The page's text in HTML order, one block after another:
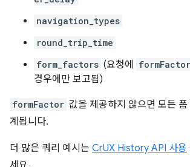
navigation_types
round_trip_time
form_factors (요청에 formFactor
경우에만 보고됨)
formFactor 값을 제공하지 않으면 모든 폼
계됩니다.
더 많은 쿼리 예시는 CrUX History API 사용